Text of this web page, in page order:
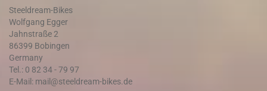
Steeldream-Bikes
Wolfgang Egger
Jahnstraße 2
86399 Bobingen
Germany
Tel.: 0 82 34 - 79 97
E-Mail: mail@steeldream-bikes.de